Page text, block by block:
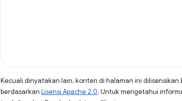
Kecuali dinyatakan lain, konten di halaman ini dilisensikan
berdasarkan Lisensi Apache 2.0. Untuk mengetahui